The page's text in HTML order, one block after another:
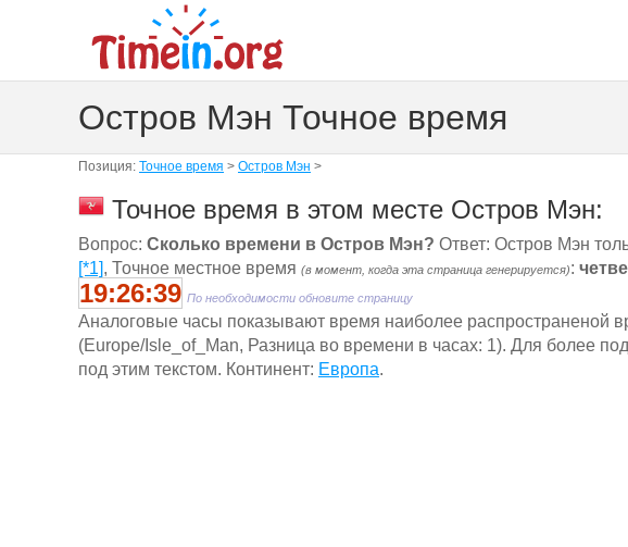
Остров Мэн Точное время
Позиция: Точное время > Остров Мэн >
Точное время в этом месте Остров Мэн:
Вопрос: Сколько времени в Остров Мэн? Ответ: Остров Мэн
[*1], Точное местное время (в момент, когда эта страница генерируется):
19:26:39 По необходимости обновите страницу
Aналоговые часы показывают время наиболее распространеной
(Europe/Isle_of_Man, Разница во времени в часах: 1). Для более
под этим текстом. Континент: Европа.